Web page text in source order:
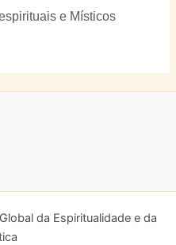
e Místicos
da Espiritualidade e da